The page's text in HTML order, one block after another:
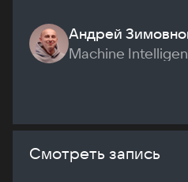
Андрей
Machine
Смотреть запись